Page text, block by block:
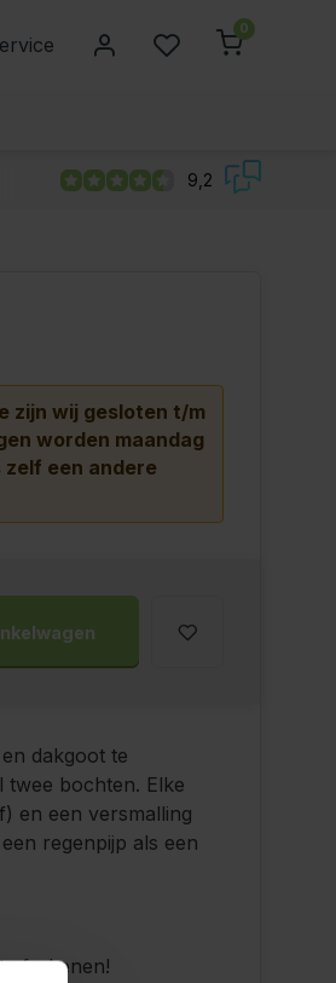
0
9,2
zijn wij gesloten t/m
worden maandag
een andere
dakgoot te
twee bochten. Elke
en een versmalling
regenpijp als een
afrekenen!